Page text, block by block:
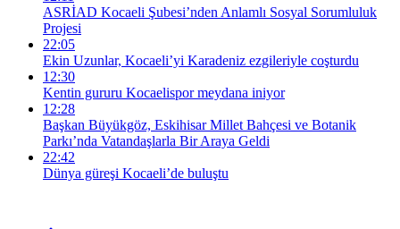
ASRİAD Kocaeli Şubesi’nden Anlamlı Sosyal Sorumluluk
Projesi
22:05
Ekin Uzunlar, Kocaeli’yi Karadeniz ezgileriyle coşturdu
12:30
Kentin gururu Kocaelispor meydana iniyor
12:28
Başkan Büyükgöz, Eskihisar Millet Bahçesi ve Botanik
Parkı’nda Vatandaşlarla Bir Araya Geldi
22:42
Dünya güreşi Kocaeli’de buluştu